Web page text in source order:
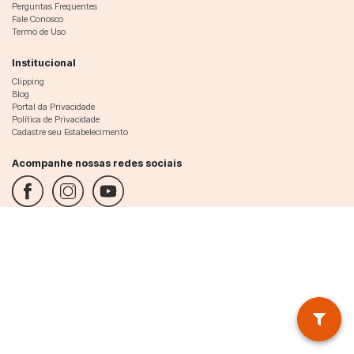
Perguntas Frequentes
Fale Conosco
Termo de Uso
Institucional
Clipping
Blog
Portal da Privacidade
Política de Privacidade
Cadastre seu Estabelecimento
Acompanhe nossas redes sociais